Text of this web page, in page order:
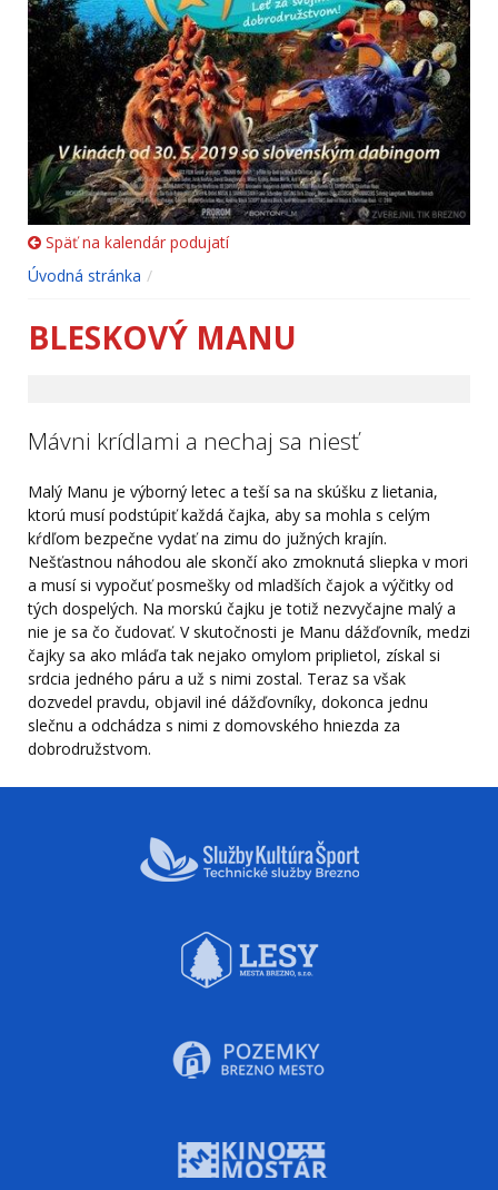
Späť na kalendár podujatí
Úvodná stránka
BLESKOVÝ MANU
Mávni krídlami a nechaj sa niesť
Malý Manu je výborný letec a teší sa na skúšku z lietania,
ktorú musí podstúpiť každá čajka, aby sa mohla s celým
kŕdľom bezpečne vydať na zimu do južných krajín.
Nešťastnou náhodou ale skončí ako zmoknutá sliepka v mori
a musí si vypočuť posmešky od mladších čajok a výčitky od
tých dospelých. Na morskú čajku je totiž nezvyčajne malý a
nie je sa čo čudovať. V skutočnosti je Manu dážďovník, medzi
čajky sa ako mláďa tak nejako omylom priplietol, získal si
srdcia jedného páru a už s nimi zostal. Teraz sa však
dozvedel pravdu, objavil iné dážďovníky, dokonca jednu
slečnu a odchádza s nimi z domovského hniezda za
dobrodružstvom.